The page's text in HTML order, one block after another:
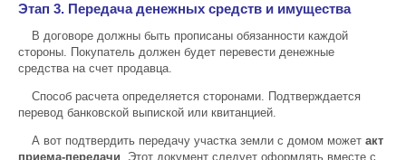
Этап 3. Передача денежных средств и имущества
В договоре должны быть прописаны обязанности каждой
стороны. Покупатель должен будет перевести денежные
средства на счет продавца.
Способ расчета определяется сторонами. Подтверждается
перевод банковской выпиской или квитанцией.
А вот подтвердить передачу участка земли с домом может акт
приема-передачи. Этот документ следует оформлять вместе с